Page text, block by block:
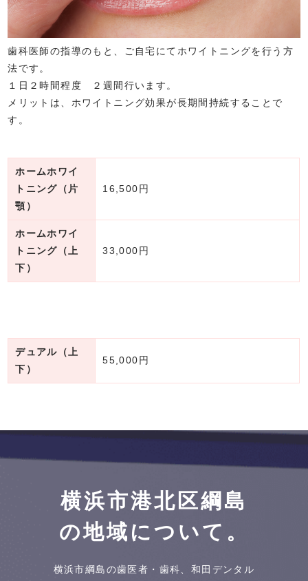
歯科医師の指導のもと、ご自宅にてホワイトニングを行う方
法です。
１日２時間程度 ２週間行います。
メリットは、ホワイトニング効果が長期間持続することで
す。
ホームホワイ
トニング（片
顎）
16,500円
ホームホワイ
トニング（上
下）
33,000円
デュアル（上
下）
55,000円
横浜市港北区綱島
の地域について。
横浜市綱島の歯医者・歯科、和田デンタル